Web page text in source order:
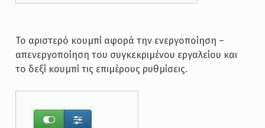
Το αριστερό κουμπί αφορά την ενεργοποίηση –
απενεργοποίηση του συγκεκριμένου εργαλείου και
το δεξί κουμπί τις επιμέρους ρυθμίσεις.